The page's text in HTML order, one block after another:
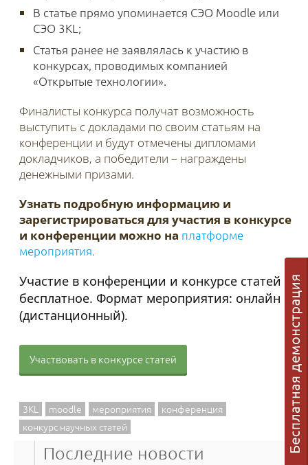
В статье прямо упоминается СЭО Moodle или
СЭО 3KL;
Статья ранее не заявлялась к участию в
конкурсах, проводимых компанией
«Открытые технологии».
Финалисты конкурса получат возможность
выступить с докладами по своим статьям на
конференции и будут отмечены дипломами
докладчиков, а победители – награждены
денежными призами.
Узнать подробную информацию и
зарегистрироваться для участия в конкурсе
и конференции можно на платформе
мероприятия.
Участие в конференции и конкурсе статей
бесплатное. Формат мероприятия: онлайн
(дистанционный).
Участвовать в конкурсе статей
3KL moodle мероприятия
конференция
конкурс научных статей
Последние новости